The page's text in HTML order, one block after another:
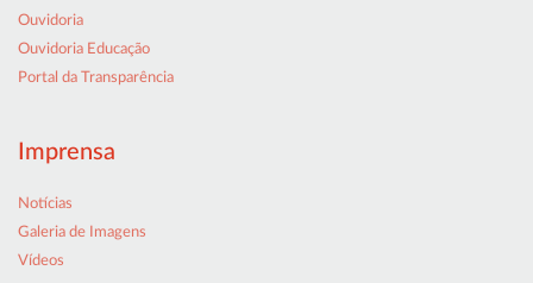
Ouvidoria
Ouvidoria Educação
Portal da Transparência
Imprensa
Notícias
Galeria de Imagens
Vídeos